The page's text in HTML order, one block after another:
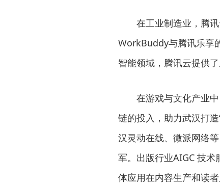
在工业制造业，腾
WorkBuddy与腾讯乐享
智能领域，腾讯云提供
在游戏与文化产业
链的投入，助力武汉打
汉灵动在线、微派网络
军。出版行业AIGC 技
体应用在内容生产和读